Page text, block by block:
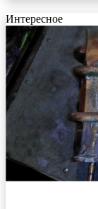
Интересное